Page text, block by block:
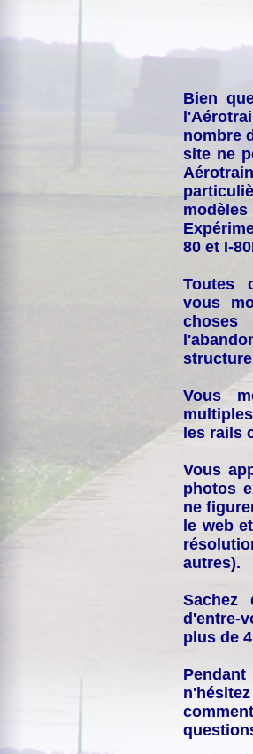
Bien
nombre
site ne
80 et I-
Toutes
vous
Vous
les rails
Vous
photos
ne
le web
autres).
Sachez
d'entre-
plus de